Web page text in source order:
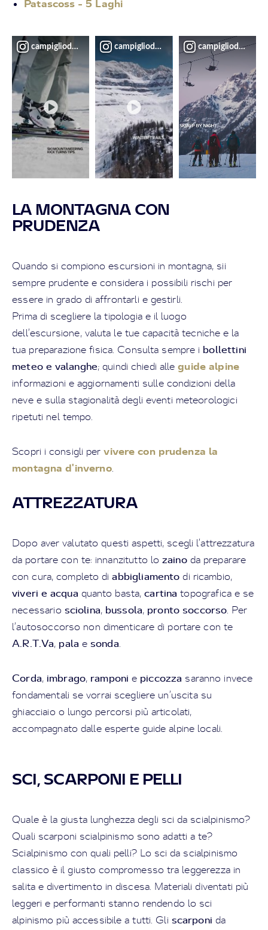
Patascoss - 5 Laghi
campigliodolomiti campigliodolomiti campigliodolomiti
LA MONTAGNA CON
PRUDENZA
Quando si compiono escursioni in montagna, sii
sempre prudente e considera i possibili rischi per
essere in grado di affrontarli e gestirli.
Prima di scegliere la tipologia e il luogo
dell’escursione, valuta le tue capacità tecniche e la
tua preparazione fisica. Consulta sempre i bollettini
meteo e valanghe; quindi chiedi alleguide alpine
informazioni e aggiornamenti sulle condizioni della
neve e sulla stagionalità degli eventi meteorologici
ripetuti nel tempo.
Scopri i consigli pervivere con prudenza la
montagna d'inverno.
ATTREZZATURA
Dopo aver valutato questi aspetti, scegli l’attrezzatura
da portare con te: innanzitutto lo zainoda preparare
con cura, completo diabbigliamento di ricambio,
viveri e acqua quanto basta,cartina topografica e se
necessario sciolina, bussola, pronto soccorso. Per
l’autosoccorso non dimenticare di portare con te
A.R.T.Va, pala e sonda.
Corda, imbrago, ramponie piccozza saranno invece
fondamentali se vorrai scegliere un’uscita su
ghiacciaio o lungo percorsi più articolati,
accompagnato dalle esperte guide alpine locali.
SCI, SCARPONI E PELLI
Quale è la giusta lunghezza degli sci da scialpinismo?
Quali scarponi scialpinismo sono adatti a te?
Scialpinismo con quali pelli? Lo sci da scialpinismo
classico è il giusto compromesso tra leggerezza in
salita e divertimento in discesa. Materiali diventati più
leggeri e performanti stanno rendendo lo sci
alpinismo più accessibile a tutti. Gli scarponi da